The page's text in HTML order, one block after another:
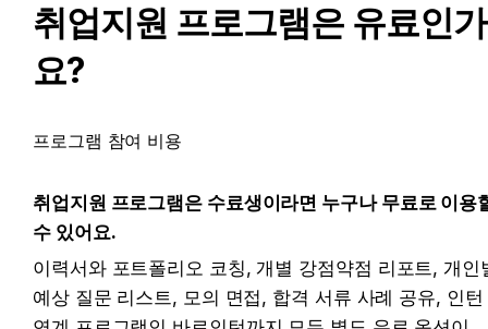
취업지원 프로그램은 유료인가
요?
프로그램 참여 비용
취업지원 프로그램은 수료생이라면 누구나 무료로 이용
수 있어요.
이력서와 포트폴리오 코칭, 개별 강점약점 리포트, 개인
예상 질문 리스트, 모의 면접, 합격 서류 사례 공유, 인턴